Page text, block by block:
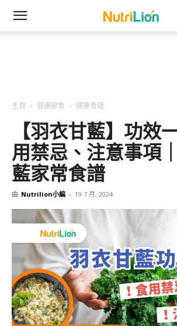
主頁 健康飲食 健康食譜
【羽衣甘藍】功效
用禁忌、注意事項
藍家常食譜
由 Nutrilion小編 - 19 7 月, 2024